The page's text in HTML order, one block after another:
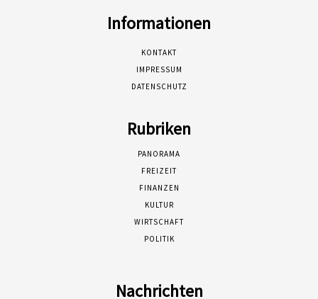
Informationen
KONTAKT
IMPRESSUM
DATENSCHUTZ
Rubriken
PANORAMA
FREIZEIT
FINANZEN
KULTUR
WIRTSCHAFT
POLITIK
Nachrichten